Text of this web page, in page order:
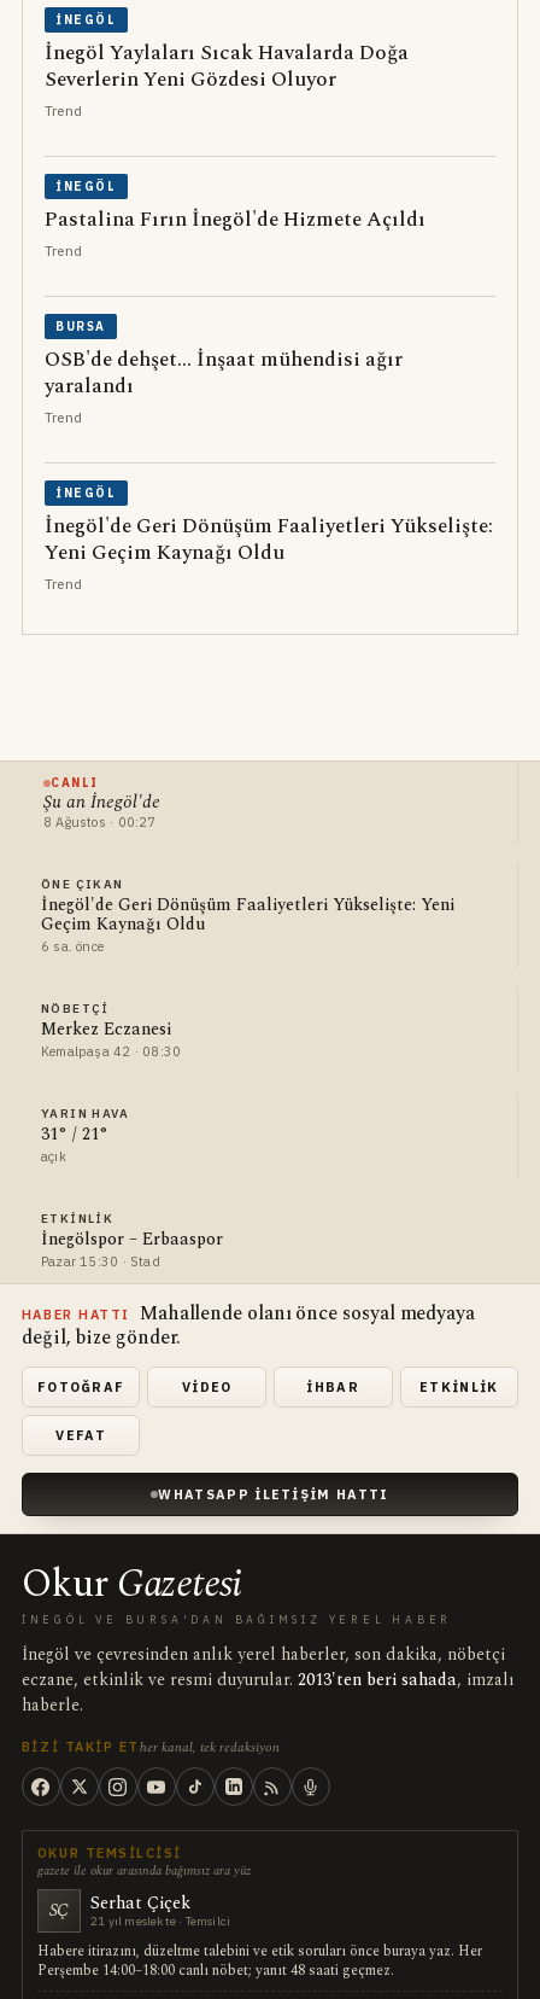
İNEGÖL
İnegöl Yaylaları Sıcak Havalarda Doğa
Severlerin Yeni Gözdesi Oluyor
Trend
İNEGÖL
Pastalina Fırın İnegöl'de Hizmete Açıldı
Trend
BURSA
OSB'de dehşet... İnşaat mühendisi ağır
yaralandı
Trend
İNEGÖL
İnegöl'de Geri Dönüşüm Faaliyetleri Yükselişte:
Yeni Geçim Kaynağı Oldu
Trend
CANLI
Şu an İnegöl'de
8 Ağustos · 00:27
ÖNE ÇIKAN
İnegöl'de Geri Dönüşüm Faaliyetleri Yükselişte: Yeni
Geçim Kaynağı Oldu
6 sa. önce
NÖBETÇI
Merkez Eczanesi
Kemalpaşa 42 · 08:30
YARIN HAVA
31° / 21°
açık
ETKINLIK
İnegölspor – Erbaaspor
Pazar 15:30 · Stad
HABER HATTI
Mahallende olanı önce sosyal medyaya
değil, bize gönder.
FOTOĞRAF VIDEO İHBAR ETKINLIK
VEFAT
WHATSAPP İLETIŞIM HATTI
OkurGazetesi
İNEGÖL VE BURSA'DAN BAĞIMSIZ YEREL HABER
İnegöl ve çevresinden anlık yerel haberler, son dakika, nöbetçi
eczane, etkinlik ve resmi duyurular. 2013'ten beri sahada, imzalı
haberle.
BIZI TAKIP ET her kanal, tek redaksiyon
OKUR TEMSILCISI
gazete ile okur arasında bağımsız ara yüz
SÇ Serhat Çiçek
21 yıl meslekte · Temsilci
Habere itirazını, düzeltme talebini ve etik soruları önce buraya yaz. Her
Perşembe 14:00–18:00 canlı nöbet; yanıt 48 saati geçmez.